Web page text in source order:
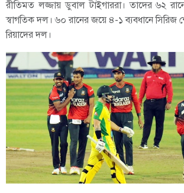
রীতিমত লজ্জায় ডুবাল টাইগাররা। তাদের ৬২
স্বাগতিক দল। ৬০ রানের জয়ে ৪-১ ব্যবধানে সিরিজ
রিয়াদের দল।